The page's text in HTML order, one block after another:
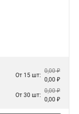
От 15 шт:
0,00 ₽
0,00 ₽
От 30 шт:
0,00 ₽
0,00 ₽